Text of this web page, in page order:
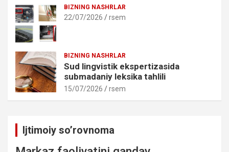
BIZNING NASHRLAR
22/07/2026 rsem
BIZNING NASHRLAR
Sud lingvistik ekspertizasida
submadaniy leksika tahlili
15/07/2026 rsem
Ijtimoiy so’rovnoma